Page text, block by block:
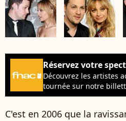
Réservez votre
Découvrez les artistes
tournée sur notre
C'est en 2006 que la